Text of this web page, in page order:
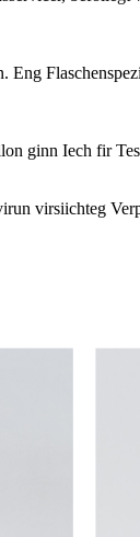
ginn Iech fir
virsiichteg